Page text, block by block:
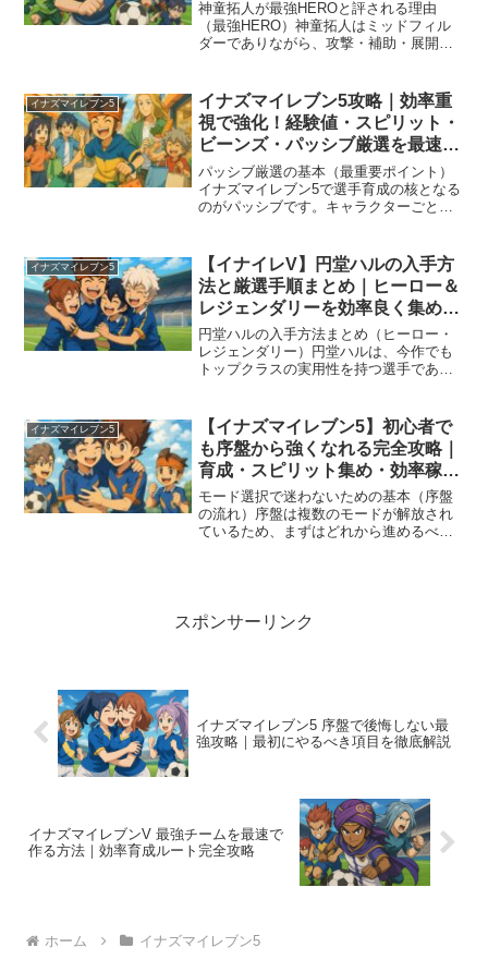
神童拓人が最強HEROと評される理由
（最強HERO）神童拓人はミッドフィル
ダーでありながら、攻撃・補助・展開す
高威力技・チーム全体強化パッシブの3点
が突出しているため...
イナズマイレブン5
イナズマイレブン5攻略｜効率重
視で強化！経験値・スピリット・
ビーンズ・パッシブ厳選を最速で
進める方法
パッシブ厳選の基本（最重要ポイント）
イナズマイレブン5で選手育成の核となる
のがパッシブです。キャラクターごとに
め理想的な構成を作るには、大量のスピ
リット召喚による厳選が...
イナズマイレブン5
【イナイレV】円堂ハルの入手方
法と厳選手順まとめ｜ヒーロー＆
レジェンダリーを効率良く集める
コツ【最速攻略】
円堂ハルの入手方法まとめ（ヒーロー・
レジェンダリー）円堂ハルは、今作でも
トップクラスの実用性を持つ選手であ
なるため、目的に合わせて入手ルートを
選ぶことが重要です。ここで...
イナズマイレブン5
【イナズマイレブン5】初心者で
も序盤から強くなれる完全攻略｜
育成・スピリット集め・効率稼ぎ
の必勝ガイド
モード選択で迷わないための基本（序盤
の流れ）序盤は複数のモードが解放され
ているため、まずはどれから進めるべき
スポンサーリンク
イナズマイレブン5 序盤で後悔しない最
強攻略｜最初にやるべき項目を徹底解説
イナズマイレブンV 最強チームを最速で
作る方法｜効率育成ルート完全攻略
ホーム イナズマイレブン5